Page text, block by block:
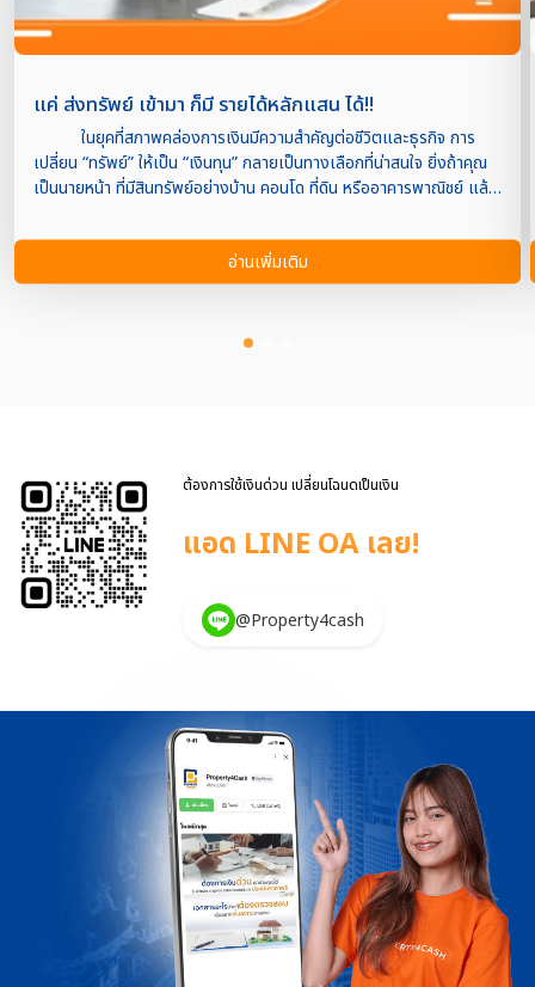
แค่ ส่งทรัพย์ เข้ามา ก็มี รายได้หลักแสน ได้!!
ในยุคที่สภาพคล่องการเงินมีความสำคัญต่อชีวิตและธุรกิจ การ
เปลี่ยน “ทรัพย์” ให้เป็น “เงินทุน” กลายเป็นทางเลือกที่น่าสนใจ ยิ่งถ้าคุณ
เป็นนายหน้า ที่มีสินทรัพย์อย่างบ้าน คอนโด ที่ดิน หรืออาคารพาณิชย์ แล้ว
สามารถส่งทรัพย์เข้ามาให้ Property4Cash เงินด่วนอสังหาช่วยดูแลเคส
ได้นะคะ นายหน้าได้ส่วนแบ่ง ส่งเข้ามาเยอะ ก็มี รายได้หลักแสน ได้ไม่
อยาก Property4Cash เงินด่วนอสังหา คือ ผู้เชี่ยวชาญด้านการ
ทรัพย์เข้ามา” ก็มีโอกาส “ ได้ส่วนแบ่งนายหน้าแล้ว… จุดเด่นของ
บริการที่ถูกกฎหมาย – โปร่งใส […]
อ่านเพิ่มเติม
ต้องการใช้เงินด่วน เปลี่ยนโฉนดเป็นเงิน
แอด LINE OA เลย!
@Property4cash